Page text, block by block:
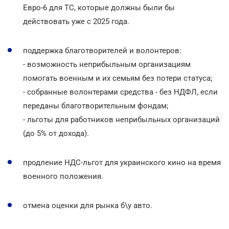
Евро-6 для ТС, которые должны были бы
действовать уже с 2025 года.
поддержка благотворителей и волонтеров:
- возможность неприбыльным организациям
помогать военным и их семьям без потери статуса;
- собранные волонтерами средства - без НДФЛ, если
переданы благотворительным фондам;
- льготы для работников неприбыльных организаций
(до 5% от дохода).
продление НДС-льгот для украинского кино на время
военного положения.
отмена оценки для рынка б\у авто.